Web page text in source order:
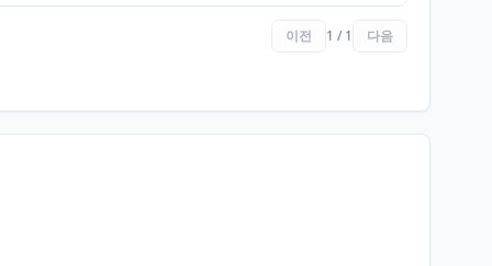
이전 1 / 1 다음